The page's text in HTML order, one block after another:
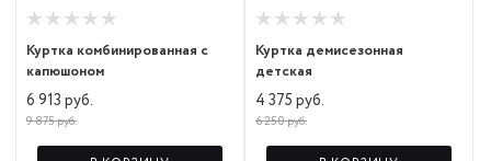
Куртка комбинированная с
капюшоном
6 913 руб.
9 875 руб.
Куртка демисезонная
детская
4 375 руб.
6 250 руб.